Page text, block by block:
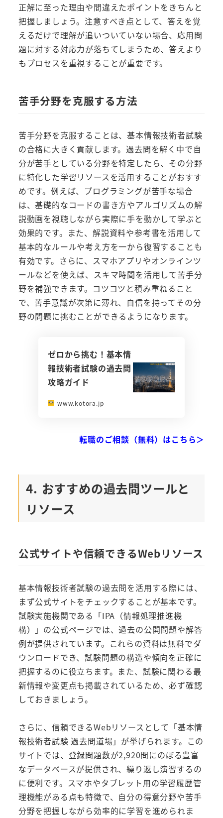
正解に至った理由や間違えたポイントをきちんと
把握しましょう。注意すべき点として、答えを覚
えるだけで理解が追いついていない場合、応用問
題に対する対応力が落ちてしまうため、答えより
もプロセスを重視することが重要です。
苦手分野を克服する方法
苦手分野を克服することは、基本情報技術者試験
の合格に大きく貢献します。過去問を解く中で自
分が苦手としている分野を特定したら、その分野
に特化した学習リソースを活用することがおすす
めです。例えば、プログラミングが苦手な場合
は、基礎的なコードの書き方やアルゴリズムの解
説動画を視聴しながら実際に手を動かして学ぶと
効果的です。また、解説資料や参考書を活用して
基本的なルールや考え方を一から復習することも
有効です。さらに、スマホアプリやオンラインツ
ールなどを使えば、スキマ時間を活用して苦手分
野を補強できます。コツコツと積み重ねること
で、苦手意識が次第に薄れ、自信を持ってその分
野の問題に挑むことができるようになります。
ゼロから挑む！基本情
報技術者試験の過去問
攻略ガイド
www.kotora.jp
転職のご相談（無料）はこちら＞
4. おすすめの過去問ツールと
リソース
公式サイトや信頼できるWebリソース
基本情報技術者試験の過去問を活用する際には、
まず公式サイトをチェックすることが基本です。
試験実施機関である「IPA（情報処理推進機
構）」の公式ページでは、過去の公開問題や解答
例が提供されています。これらの資料は無料でダ
ウンロードでき、試験問題の構造や傾向を正確に
把握するのに役立ちます。また、試験に関わる最
新情報や変更点も掲載されているため、必ず確認
しておきましょう。
さらに、信頼できるWebリソースとして「基本情
報技術者試験 過去問道場」が挙げられます。この
サイトでは、登録問題数が2,920問にのぼる豊富
なデータベースが提供され、繰り返し演習するの
に便利です。スマホやタブレット用の学習履歴管
理機能がある点も特徴で、自分の得意分野や苦手
分野を把握しながら効率的に学習を進められま